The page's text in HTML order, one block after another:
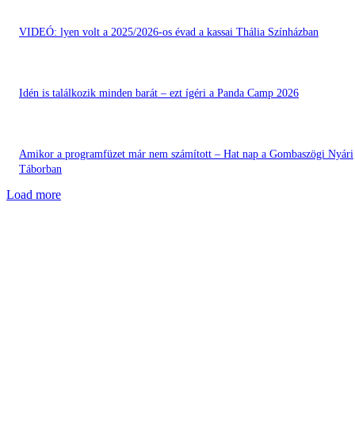
VIDEÓ: lyen volt a 2025/2026-os évad a kassai Thália Színházban
Idén is találkozik minden barát – ezt ígéri a Panda Camp 2026
Amikor a programfüzet már nem számított – Hat nap a Gombaszögi Nyári
Táborban
Load more